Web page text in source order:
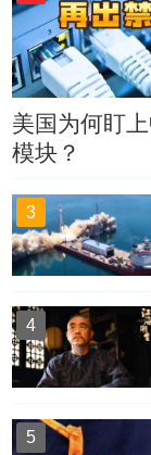
美国为何盯
模块？
3
4
5